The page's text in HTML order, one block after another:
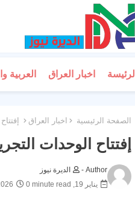
الرئيسة اخبار العراق العربية
الصفحة الرئيسية اخبار العراق
إفتتاح الوحدات
Author -
الديرة نيوز
يناير 19, 2026
0 minute read